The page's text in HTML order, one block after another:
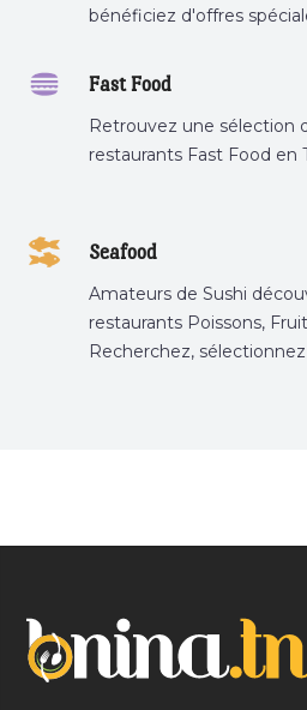
bénéficiez d'offres
Fast Food
Retrouvez une sélection
restaurants Fast Food en
Seafood
Amateurs de Sushi
restaurants Poissons,
Recherchez,